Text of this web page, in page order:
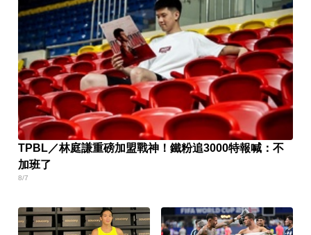
TPBL／林庭謙重磅加盟戰神！鐵粉追3000特報喊：不
加班了
8/7